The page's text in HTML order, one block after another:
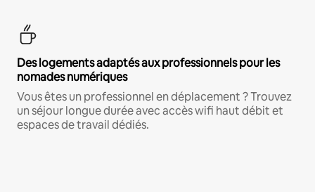
Des logements adaptés aux professionnels pour les
nomades numériques
Vous êtes un professionnel en déplacement ? Trouvez
un séjour longue durée avec accès wifi haut débit et
espaces de travail dédiés.